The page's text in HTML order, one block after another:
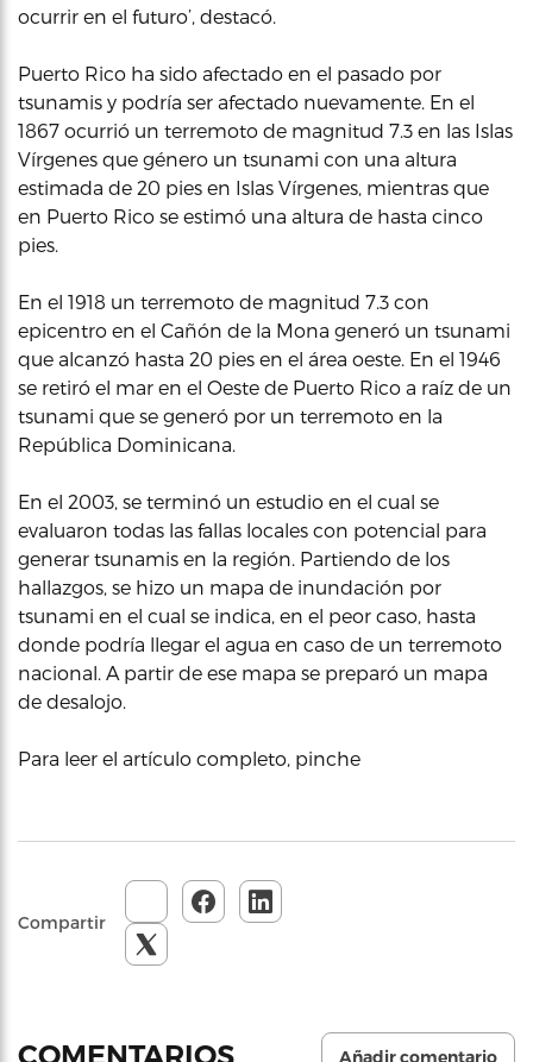
ocurrir en el futuro’, destacó.
Puerto Rico ha sido afectado en el pasado por
tsunamis y podría ser afectado nuevamente. En el
1867 ocurrió un terremoto de magnitud 7.3 en las Islas
Vírgenes que género un tsunami con una altura
estimada de 20 pies en Islas Vírgenes, mientras que
en Puerto Rico se estimó una altura de hasta cinco
pies.
En el 1918 un terremoto de magnitud 7.3 con
epicentro en el Cañón de la Mona generó un tsunami
que alcanzó hasta 20 pies en el área oeste. En el 1946
se retiró el mar en el Oeste de Puerto Rico a raíz de un
tsunami que se generó por un terremoto en la
República Dominicana.
En el 2003, se terminó un estudio en el cual se
evaluaron todas las fallas locales con potencial para
generar tsunamis en la región. Partiendo de los
hallazgos, se hizo un mapa de inundación por
tsunami en el cual se indica, en el peor caso, hasta
donde podría llegar el agua en caso de un terremoto
nacional. A partir de ese mapa se preparó un mapa
de desalojo.
Para leer el artículo completo, pinche
Compartir
Añadir comentario